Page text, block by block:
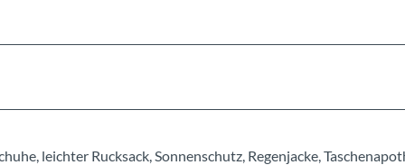
leichter Rucksack, Sonnenschutz, Regenjacke,